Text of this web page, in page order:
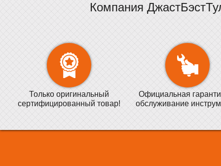
Компания
Только оригинальный
сертифицированный товар!
Официальная
обслуживание